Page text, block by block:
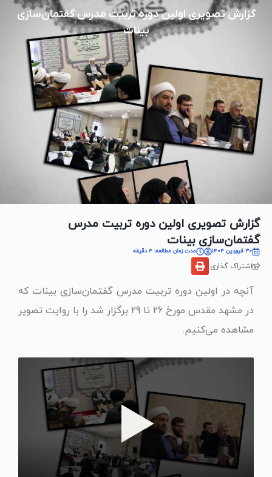
گزارش تصویری اولین دوره تربیت مدرس گفتمان‌سازی
بینات
گزارش تصویری اولین دوره تربیت مدرس
گفتمان‌سازی بینات
30 فروردین 1404 مدت زمان مطالعه: 4 دقیقه
اشتراک گذاری
آنچه در اولین دوره تربیت مدرس گفتمان‌سازی بینات که
در مشهد مقدس مورخ 26 تا 29 برگزار شد را با روایت تصویر
مشاهده می‌کنیم.
پخش ویدیو